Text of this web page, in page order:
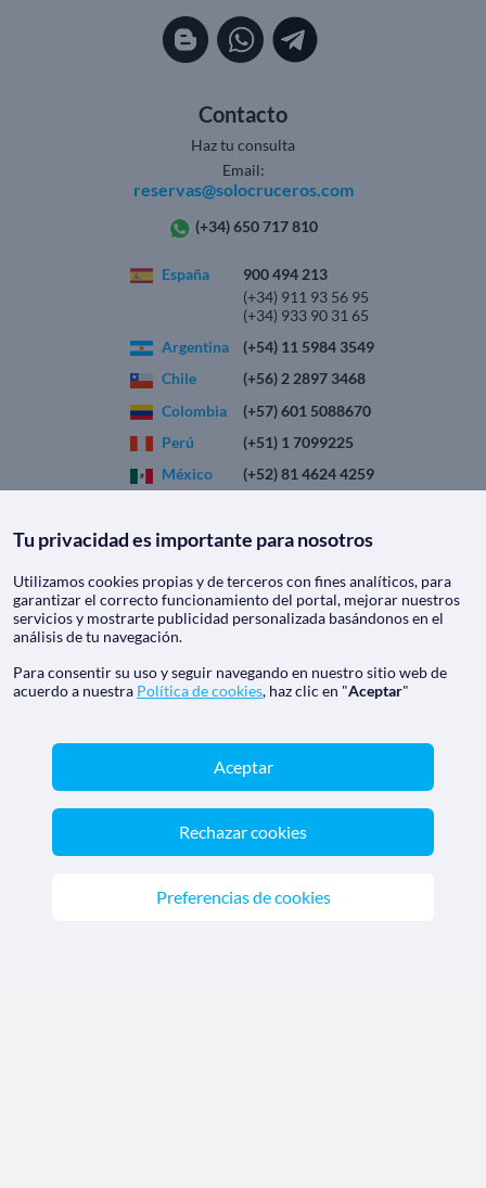
Contacto
Haz tu consulta
Email:
reservas@solocruceros.com
(+34) 650 717 810
España
900 494 213
(+34) 911 93 56 95
(+34) 933 90 31 65
Argentina
(+54) 11 5984 3549
Chile
(+56) 2 2897 3468
Colombia
(+57) 601 5088670
Perú
(+51) 1 7099225
México
(+52) 81 4624 4259
CRUCEROSMEDITERRANEO.COM
Quiénes somos|Aviso Legal|Política de privacidad
Política de cookies|Condiciones generales
Descarga nuestra app
Nos acreditan
Tu privacidad es importante para nosotros
Utilizamos cookies propias y de terceros con fines analíticos, para
garantizar el correcto funcionamiento del portal, mejorar nuestros
servicios y mostrarte publicidad personalizada basándonos en el
análisis de tu navegación.
Para consentir su uso y seguir navegando en nuestro sitio web de
acuerdo a nuestra Política de cookies, haz clic en "Aceptar"
Aceptar
Rechazar cookies
Preferencias de cookies